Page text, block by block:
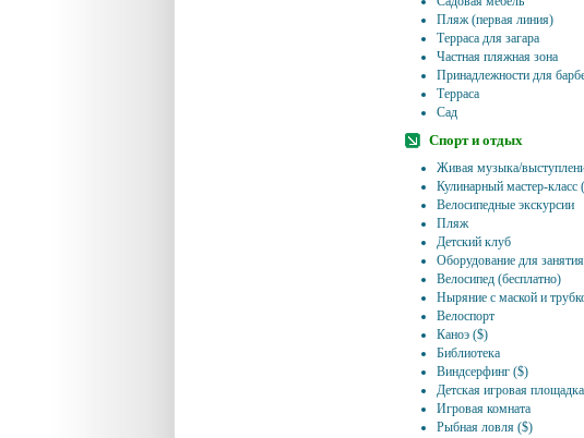
Пляж (первая линия)
Терраса для загара
Частная пляжная зона
Принадлежности для
Терраса
Сад
Спорт и отдых
Живая музыка/
Кулинарный мастер-класс
Велосипедные экскурсии
Пляж
Детский клуб
Оборудование для
Велосипед (бесплатно)
Ныряние с маской и
Велоспорт
Каноэ ($)
Библиотека
Виндсерфинг ($)
Детская игровая площадка
Игровая комната
Рыбная ловля ($)